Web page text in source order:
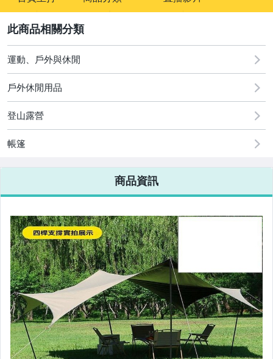
圖書/影音/文具
古董、藝術與礦石
手機、配件與通訊
美容保養與彩妝
電腦、平板與周邊
運動、戶外與休閒
嬰幼兒與孕婦
汽機車精品百貨
居家、家具與園藝
玩具、模型與公仔
男性精品與服飾
運動、戶外與休閒
戶外休閒用品
登山露營
帳篷
商品資訊